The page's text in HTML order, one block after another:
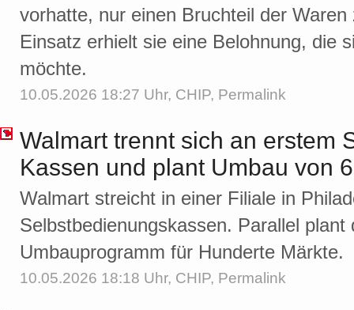
vorhatte, nur einen Bruchteil der
Einsatz erhielt sie eine Belohnung, die
möchte.
10.05.2026 18:27 Uhr, CHIP, Permalink
Walmart trennt sich an erstem
Kassen und plant Umbau von
Walmart streicht in einer Filiale in
Selbstbedienungskassen. Parallel
Umbauprogramm für Hunderte Märkte.
10.05.2026 18:18 Uhr, CHIP, Permalink